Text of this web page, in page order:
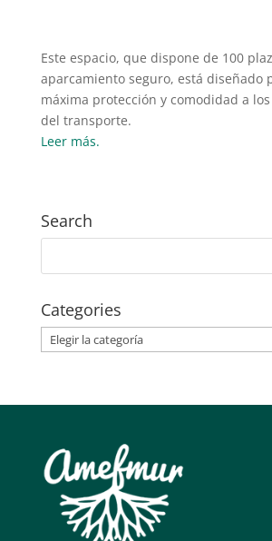
Este espacio, que dispone de 100
aparcamiento seguro, está diseñado
máxima protección y comodidad a
del transporte.
Leer más.
Search
Categories
Categories